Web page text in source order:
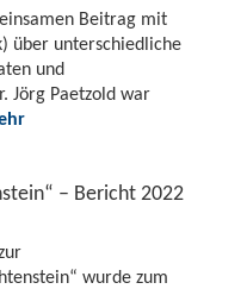
Beitrag mit
über unterschiedliche
und
Jörg Paetzold war
– Bericht 2022
wurde zum